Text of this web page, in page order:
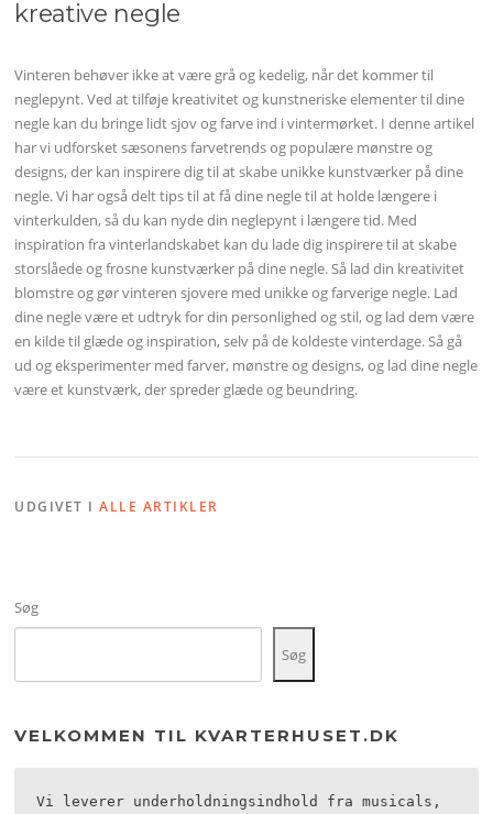
kreative negle
Vinteren behøver ikke at være grå og kedelig, når det kommer til
neglepynt. Ved at tilføje kreativitet og kunstneriske elementer til dine
negle kan du bringe lidt sjov og farve ind i vintermørket. I denne artikel
har vi udforsket sæsonens farvetrends og populære mønstre og
designs, der kan inspirere dig til at skabe unikke kunstværker på dine
negle. Vi har også delt tips til at få dine negle til at holde længere i
vinterkulden, så du kan nyde din neglepynt i længere tid. Med
inspiration fra vinterlandskabet kan du lade dig inspirere til at skabe
storslåede og frosne kunstværker på dine negle. Så lad din kreativitet
blomstre og gør vinteren sjovere med unikke og farverige negle. Lad
dine negle være et udtryk for din personlighed og stil, og lad dem være
en kilde til glæde og inspiration, selv på de koldeste vinterdage. Så gå
ud og eksperimenter med farver, mønstre og designs, og lad dine negle
være et kunstværk, der spreder glæde og beundring.
UDGIVET IALLE ARTIKLER
Søg
Søg
VELKOMMEN TIL KVARTERHUSET.DK
Vi leverer underholdningsindhold fra musicals,